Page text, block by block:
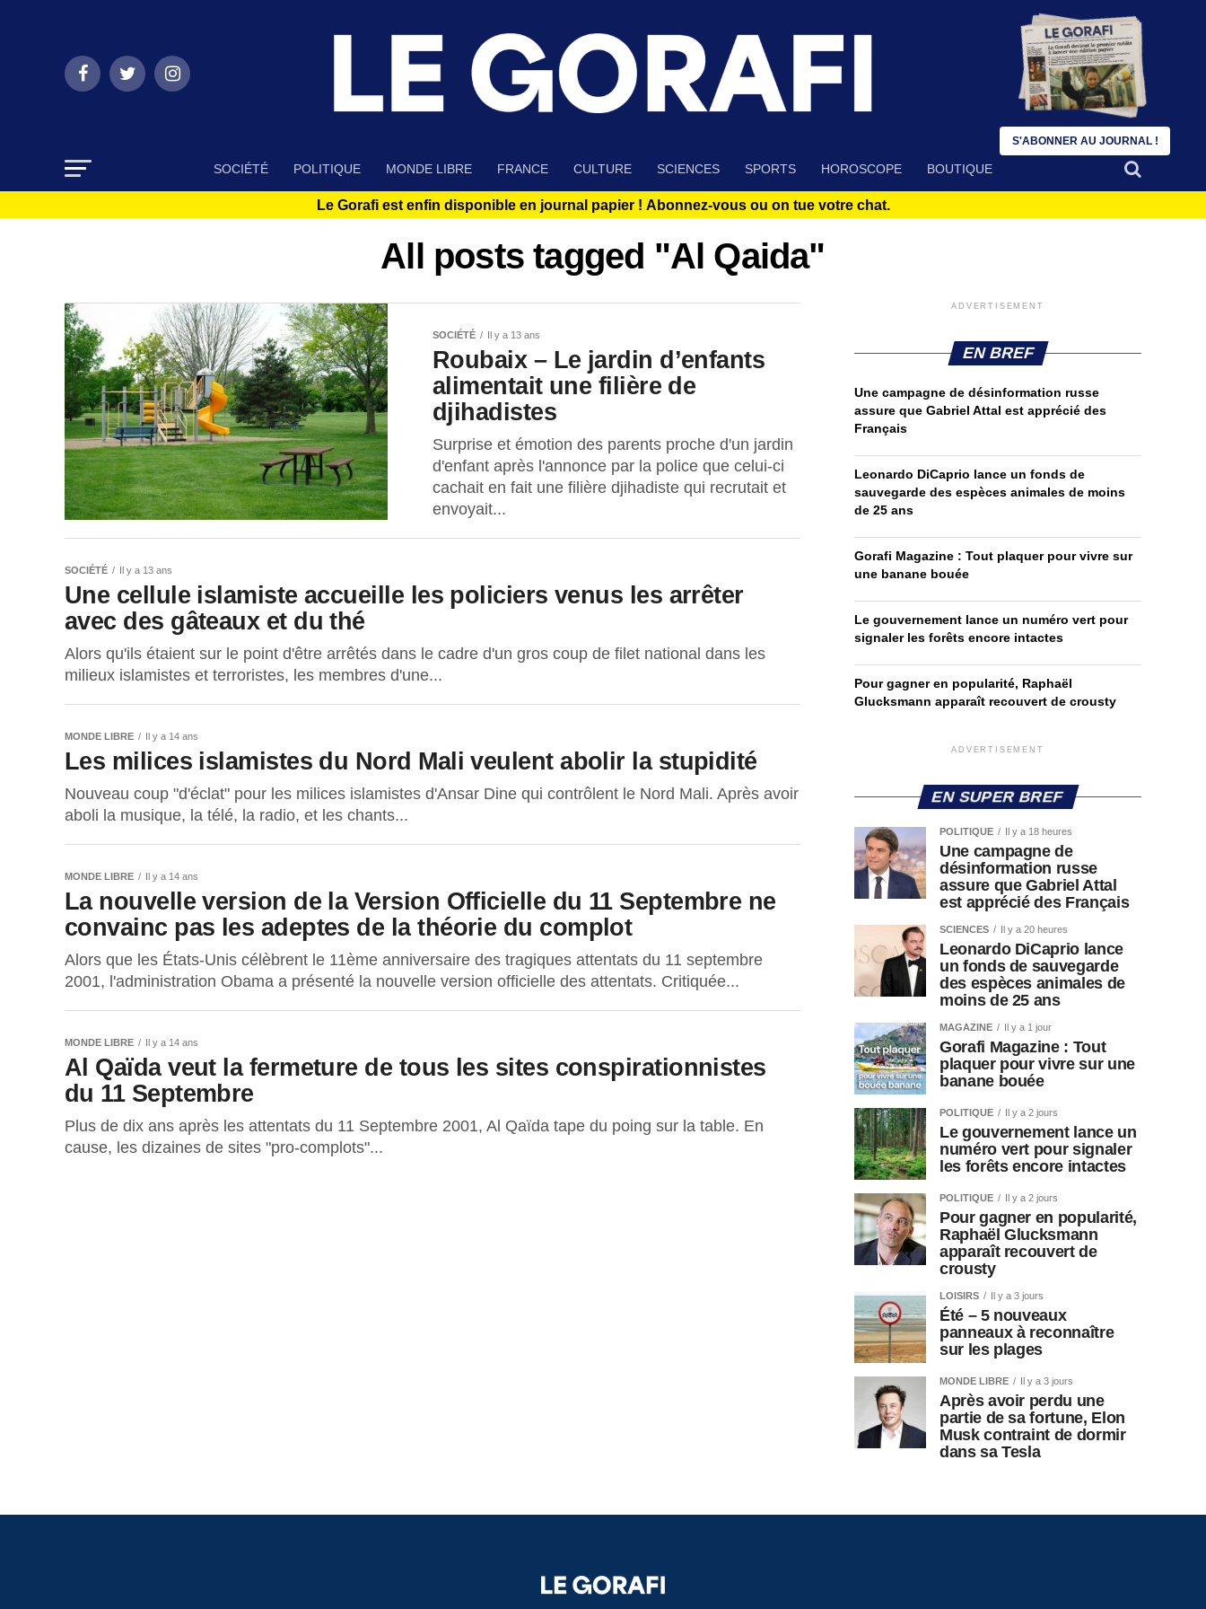
SOCIÉTÉ POLITIQUE MONDE LIBRE FRANCE CULTURE SCIENCES SPORTS HOROSCOPE BOUTIQUE
Le Gorafi est enfin disponible en journal papier ! Abonnez-vous ou on tue votre chat.
All posts tagged "Al Qaida"
SOCIÉTÉ Il y a 13 ans
Roubaix – Le jardin d’enfants
alimentait une filière de
djihadistes
Surprise et émotion des parents proche d'un jardin
d'enfant après l'annonce par la police que celui-ci
cachait en fait une filière djihadiste qui recrutait et
envoyait...
SOCIÉTÉ Il y a 13 ans
Une cellule islamiste accueille les policiers venus les arrêter
avec des gâteaux et du thé
Alors qu'ils étaient sur le point d'être arrêtés dans le cadre d'un gros coup de filet national dans les
milieux islamistes et terroristes, les membres d'une...
MONDE LIBRE Il y a 14 ans
Les milices islamistes du Nord Mali veulent abolir la stupidité
Nouveau coup "d'éclat" pour les milices islamistes d'Ansar Dine qui contrôlent le Nord Mali. Après avoir
aboli la musique, la télé, la radio, et les chants...
MONDE LIBRE Il y a 14 ans
La nouvelle version de la Version Officielle du 11 Septembre ne
convainc pas les adeptes de la théorie du complot
Alors que les États-Unis célèbrent le 11ème anniversaire des tragiques attentats du 11 septembre
2001, l'administration Obama a présenté la nouvelle version officielle des attentats. Critiquée...
MONDE LIBRE Il y a 14 ans
Al Qaïda veut la fermeture de tous les sites conspirationnistes
du 11 Septembre
Plus de dix ans après les attentats du 11 Septembre 2001, Al Qaïda tape du poing sur la table. En
cause, les dizaines de sites "pro-complots"...
ADVERTISEMENT
EN BREF
Une campagne de désinformation russe
assure que Gabriel Attal est apprécié des
Français
Leonardo DiCaprio lance un fonds de
sauvegarde des espèces animales de moins
de 25 ans
Gorafi Magazine : Tout plaquer pour vivre sur
une banane bouée
Le gouvernement lance un numéro vert pour
signaler les forêts encore intactes
Pour gagner en popularité, Raphaël
Glucksmann apparaît recouvert de crousty
ADVERTISEMENT
EN SUPER BREF
POLITIQUE Il y a 18 heures
Une campagne de
désinformation russe
assure que Gabriel Attal
est apprécié des Français
SCIENCES Il y a 20 heures
Leonardo DiCaprio lance
un fonds de sauvegarde
des espèces animales de
moins de 25 ans
MAGAZINE Il y a 1 jour
Gorafi Magazine : Tout
plaquer pour vivre sur une
banane bouée
POLITIQUE Il y a 2 jours
Le gouvernement lance un
numéro vert pour signaler
les forêts encore intactes
POLITIQUE Il y a 2 jours
Pour gagner en popularité,
Raphaël Glucksmann
apparaît recouvert de
crousty
LOISIRS Il y a 3 jours
Été – 5 nouveaux
panneaux à reconnaître
sur les plages
MONDE LIBRE Il y a 3 jours
Après avoir perdu une
partie de sa fortune, Elon
Musk contraint de dormir
dans sa Tesla
S'ABONNER AU JOURNAL !